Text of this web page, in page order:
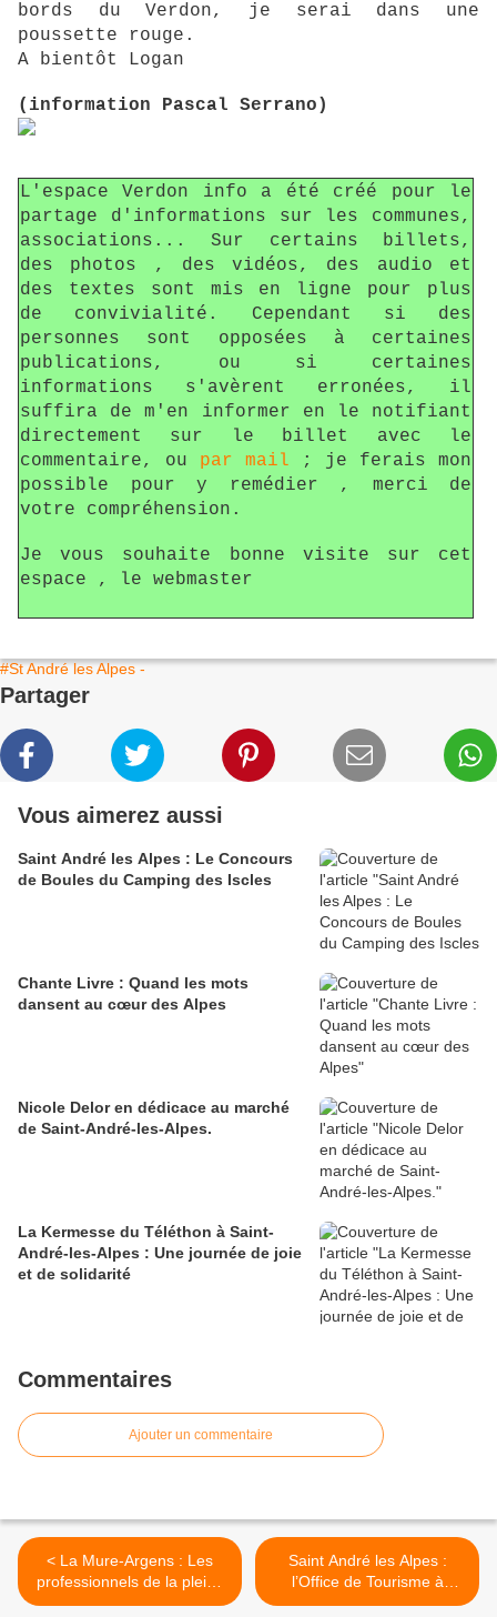
bords du Verdon, je serai dans une
poussette rouge.
A bientôt Logan
(information Pascal Serrano)
L'espace Verdon info a été créé pour le
partage d'informations sur les communes,
associations... Sur certains billets,
des photos , des vidéos, des audio et
des textes sont mis en ligne pour plus
de convivialité. Cependant si des
personnes sont opposées à certaines
publications, ou si certaines
informations s'avèrent erronées, il
suffira de m'en informer en le notifiant
directement sur le billet avec le
commentaire, ou par mail ; je ferais mon
possible pour y remédier , merci de
votre compréhension.
Je vous souhaite bonne visite sur cet
espace , le webmaster
#St André les Alpes -
Partager
Vous aimerez aussi
Saint André les Alpes : Le Concours
de Boules du Camping des Iscles
Chante Livre : Quand les mots
dansent au cœur des Alpes
Nicole Delor en dédicace au marché
de Saint-André-les-Alpes.
La Kermesse du Téléthon à Saint-
André-les-Alpes : Une journée de joie
et de solidarité
Commentaires
Ajouter un commentaire
< La Mure-Argens : Les
professionnels de la pleine
nature du Pays A3V réunis
Saint André les Alpes :
l’Office de Tourisme à
l’heure de la coordination >